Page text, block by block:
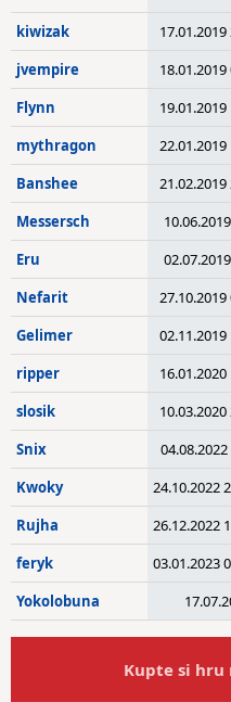
kiwizak
17.01.2019
jvempire
18.01.2019
Flynn
19.01.2019
mythragon
22.01.2019
Banshee
21.02.2019
Messersch
Eru
Nefarit
27.10.2019
Gelimer
02.11.2019
ripper
16.01.2020
slosik
10.03.2020
Snix
Kwoky
24.10.2022
Rujha
26.12.2022
feryk
03.01.2023
Yokolobuna
Kupte si hru